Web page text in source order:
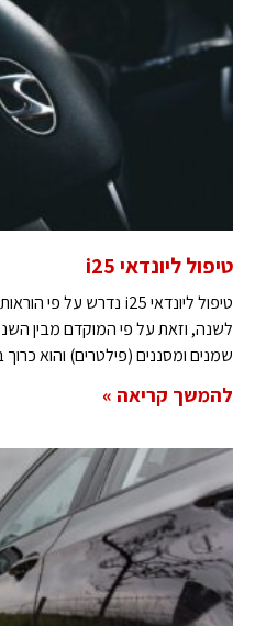
טיפול ליונדאי i25
לשנה, וזאת על פי המוקדם מבין
שמנים ומסננים (פילטרים) והוא
להמשך קריאה »